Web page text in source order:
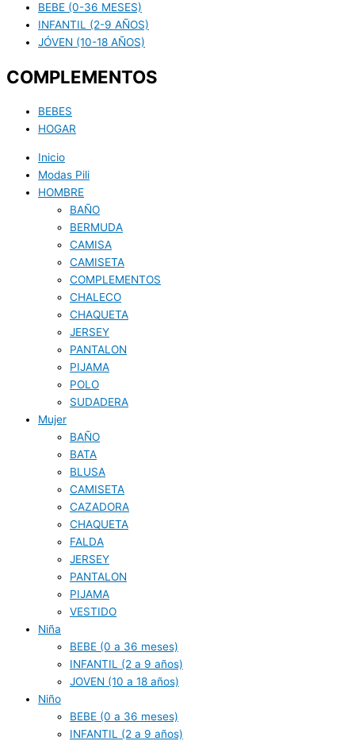
BEBE (0-36 MESES)
INFANTIL (2-9 AÑOS)
JÓVEN (10-18 AÑOS)
COMPLEMENTOS
BEBES
HOGAR
Inicio
Modas Pili
HOMBRE
BAÑO
BERMUDA
CAMISA
CAMISETA
COMPLEMENTOS
CHALECO
CHAQUETA
JERSEY
PANTALON
PIJAMA
POLO
SUDADERA
Mujer
BAÑO
BATA
BLUSA
CAMISETA
CAZADORA
CHAQUETA
FALDA
JERSEY
PANTALON
PIJAMA
VESTIDO
Niña
BEBE (0 a 36 meses)
INFANTIL (2 a 9 años)
JOVEN (10 a 18 años)
Niño
BEBE (0 a 36 meses)
INFANTIL (2 a 9 años)